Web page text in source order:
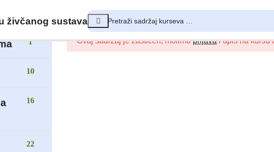
1
10
16
22
živčanog sustava
Ovaj sadržaj je zaštićen, molimoprijavai upis na kursu